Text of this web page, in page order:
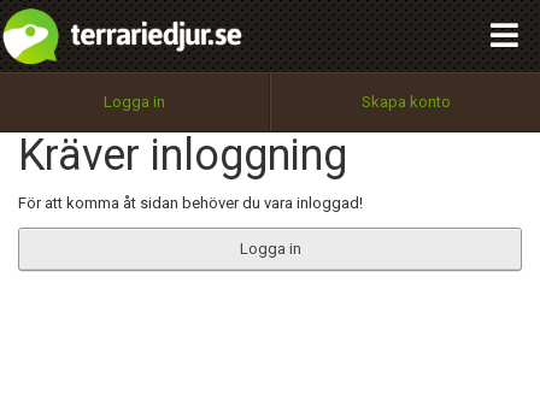
Logga in Skapa konto
Kräver inloggning
För att komma åt sidan behöver du vara inloggad!
Logga in
Utför
100%
OK
integritetspolicy
Namn:
Epost:
Begär nytt lösenord
Tillbaka till förstasidan